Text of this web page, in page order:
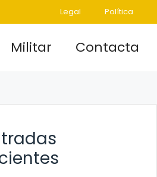
Legal Política
Militar Contacta